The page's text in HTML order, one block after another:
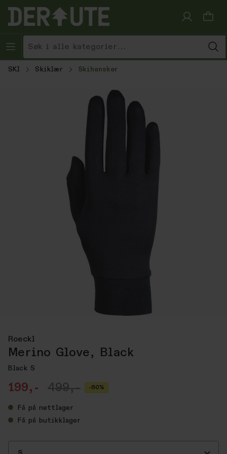
Hopp til innhold
SKI Skiklær Skihansker
Roeckl
Merino Glove, Black
Black S
199,- 499,- -60%
Få på nettlager
Få på butikklager